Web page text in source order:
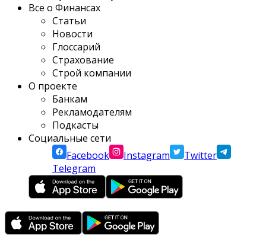
Все о Финансах
Статьи
Новости
Глоссарий
Страхование
Строй компании
О проекте
Банкам
Рекламодателям
Подкасты
Социальные сети
Facebook
Instagram
Twitter
Telegram